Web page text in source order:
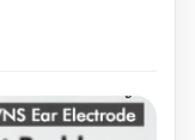
ように支援しま